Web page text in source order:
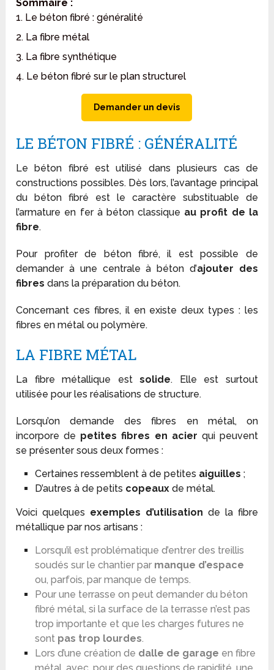
Sommaire :
1. Le béton fibré : généralité
2. La fibre métal
3. La fibre synthétique
4. Le béton fibré sur le plan structurel
Demander un devis
LE BÉTON FIBRÉ : GÉNÉRALITÉ
Le béton fibré est utilisé dans plusieurs cas de
constructions possibles. Dès lors, l’avantage principal
du béton fibré est le caractère substituable de
l’armature en fer à béton classique au profit de la
fibre.
Pour profiter de béton fibré, il est possible de
demander à une centrale à béton d’ajouter des
fibres dans la préparation du béton.
Concernant ces fibres, il en existe deux types : les
fibres en métal ou polymère.
LA FIBRE MÉTAL
La fibre métallique estsolide. Elle est surtout
utilisée pour les réalisations de structure.
Lorsqu’on demande des fibres en métal, on
incorpore de petites fibres en acier qui peuvent
se présenter sous deux formes :
Certaines ressemblent à de petites aiguilles ;
D’autres à de petits copeauxde métal.
Voici quelques exemples d’utilisation de la fibre
métallique par nos artisans :
Lorsqu’il est problématique d’entrer des treillis
soudés sur le chantier par manque d’espace
ou, parfois, par manque de temps.
Pour une terrasse on peut demander du béton
fibré métal, si la surface de la terrasse n’est pas
trop importante et que les charges futures ne
sont pas trop lourdes.
Lors d’une création de dalle de garage en fibre